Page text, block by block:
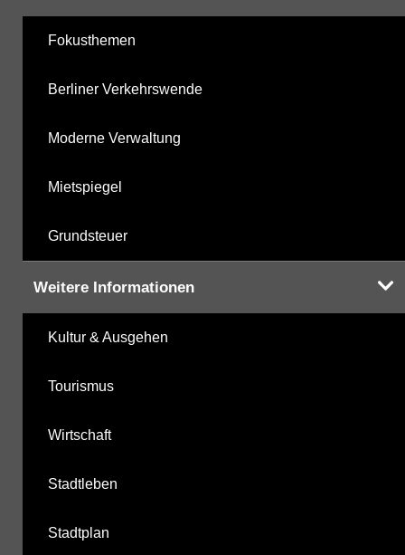
Fokusthemen
Berliner Verkehrswende
Moderne Verwaltung
Mietspiegel
Grundsteuer
Weitere Informationen
Kultur & Ausgehen
Tourismus
Wirtschaft
Stadtleben
Stadtplan